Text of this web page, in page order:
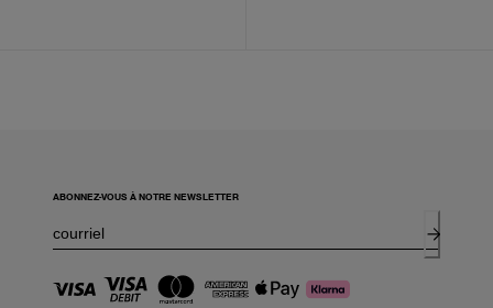
ABONNEZ-VOUS À NOTRE NEWSLETTER